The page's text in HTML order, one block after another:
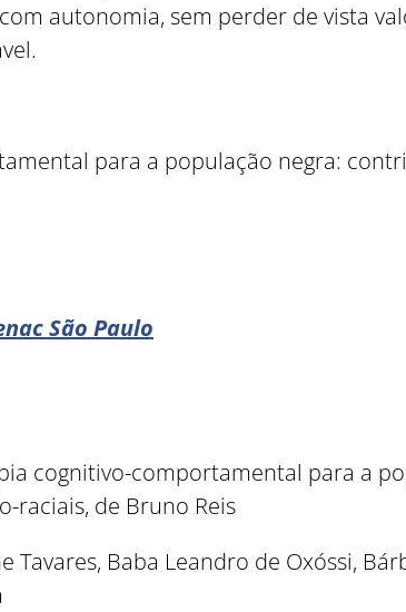
autonomia, sem perder de vista
para a população negra:
São Paulo
cognitivo-comportamental para a
raciais, de Bruno Reis
Tavares, Baba Leandro de Oxóssi,